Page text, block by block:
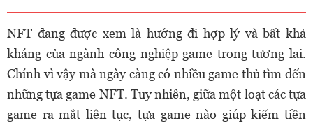
NFT đang được xem là hướng đi hợp lý và bất khả
kháng của ngành công nghiệp game trong tương lai.
Chính vì vậy mà ngày càng có nhiều game thủ tìm đến
những tựa game NFT. Tuy nhiên, giữa một loạt các tựa
game ra mắt liên tục, tựa game nào giúp kiếm tiền